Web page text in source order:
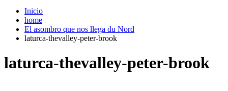
Inicio
home
El asombro que nos llega du Nord
laturca-thevalley-peter-brook
laturca-thevalley-peter-brook